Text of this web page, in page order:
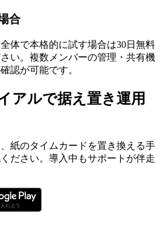
合
体で本格的に試す場合は30日無料
い。複数メンバーの管理・共有機
認が可能です。
アルで据え置き運用
紙のタイムカードを置き換える手
ださい。導入中もサポートが伴走